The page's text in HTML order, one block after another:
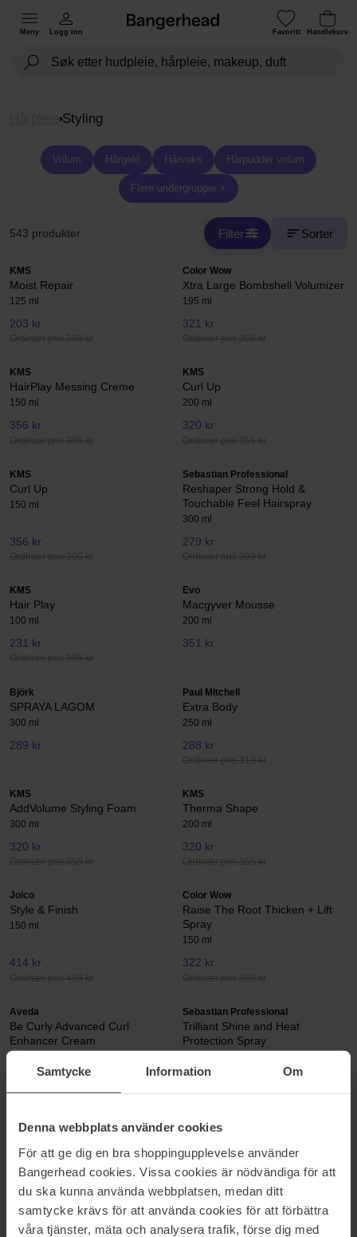
Samtycke Information Om
Denna webbplats använder cookies
För att ge dig en bra shoppingupplevelse använder
Bangerhead cookies. Vissa cookies är nödvändiga för att
du ska kunna använda webbplatsen, medan ditt
samtycke krävs för att använda cookies för att förbättra
våra tjänster, mäta och analysera trafik, förse dig med
Meny Logg inn Favoritt Handlekurv
Styling
Volum Hårgelé Hårvoks Hårpudder volum
Flere undergrupper +
543 produkter Filter Sorter
KMS
Moist Repair
125 ml
203 kr
Ordinær pris 395 kr
Color Wow
Xtra Large Bombshell Volumizer
195 ml
321 kr
Ordinær pris 356 kr
KMS
HairPlay Messing Creme
150 ml
356 kr
Ordinær pris 395 kr
KMS
Curl Up
200 ml
320 kr
Ordinær pris 355 kr
KMS
Curl Up
150 ml
356 kr
Ordinær pris 395 kr
Sebastian Professional
Reshaper Strong Hold &
Touchable Feel Hairspray
300 ml
279 kr
Ordinær pris 309 kr
KMS
Hair Play
100 ml
231 kr
Ordinær pris 395 kr
Evo
Macgyver Mousse
200 ml
351 kr
Björk
SPRAYA LAGOM
300 ml
289 kr
Paul Mitchell
Extra Body
250 ml
288 kr
Ordinær pris 319 kr
KMS
AddVolume Styling Foam
300 ml
320 kr
Ordinær pris 355 kr
KMS
Therma Shape
200 ml
320 kr
Ordinær pris 355 kr
Joico
Style & Finish
150 ml
414 kr
Ordinær pris 459 kr
Color Wow
Raise The Root Thicken + Lift
Spray
150 ml
322 kr
Ordinær pris 369 kr
Aveda
Be Curly Advanced Curl
Enhancer Cream
356 kr
Ordinær pris 395 kr
Sebastian Professional
Trilliant Shine and Heat
Protection Spray
401 kr
Ordinær pris 445 kr
Four Reasons
300 ml
162 kr
Ordinær pris 179 kr
KMS
200 ml
320 kr
Ordinær pris 355 kr
Nõberu Stockholm Paul Mitchell